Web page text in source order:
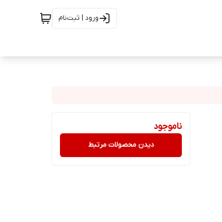
ورود | ثبت‌نام
ناموجود
دیدن محصولات مرتبط